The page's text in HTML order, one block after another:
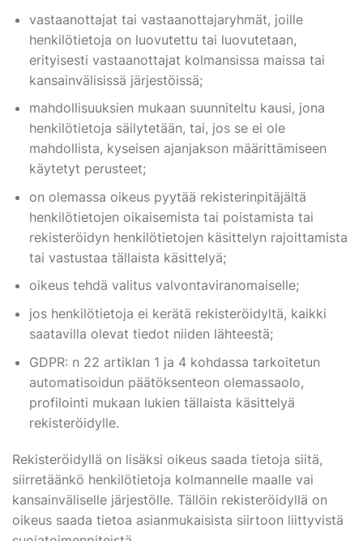
vastaanottajat tai vastaanottajaryhmät, joille
henkilötietoja on luovutettu tai luovutetaan,
erityisesti vastaanottajat kolmansissa maissa tai
kansainvälisissä järjestöissä;
mahdollisuuksien mukaan suunniteltu kausi, jona
henkilötietoja säilytetään, tai, jos se ei ole
mahdollista, kyseisen ajanjakson määrittämiseen
käytetyt perusteet;
on olemassa oikeus pyytää rekisterinpitäjältä
henkilötietojen oikaisemista tai poistamista tai
rekisteröidyn henkilötietojen käsittelyn rajoittamista
tai vastustaa tällaista käsittelyä;
oikeus tehdä valitus valvontaviranomaiselle;
jos henkilötietoja ei kerätä rekisteröidyltä, kaikki
saatavilla olevat tiedot niiden lähteestä;
GDPR: n 22 artiklan 1 ja 4 kohdassa tarkoitetun
automatisoidun päätöksenteon olemassaolo,
profilointi mukaan lukien tällaista käsittelyä
rekisteröidylle.
Rekisteröidyllä on lisäksi oikeus saada tietoja siitä,
siirretäänkö henkilötietoja kolmannelle maalle vai
kansainväliselle järjestölle. Tällöin rekisteröidyllä on
oikeus saada tietoa asianmukaisista siirtoon liittyvistä